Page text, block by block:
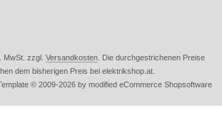
MwSt. zzgl. Versandkosten. Die durchgestrichenen Preise
dem bisherigen Preis bei elektrikshop.at.
© 2009-2026 by modified eCommerce Shopsoftware